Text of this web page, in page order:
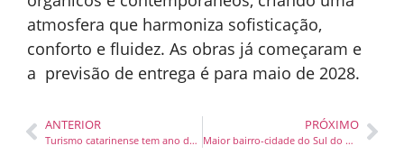
atmosfera que harmoniza sofisticação,
conforto e fluidez. As obras já começaram e
a previsão de entrega é para maio de 2028.
ANTERIOR
Turismo catarinense tem ano de conquistas internacionais, ampliação de rotas aéreas e consolidação de projetos em todas as estações
PRÓXIMO
Maior bairro-cidade do Sul do Brasil abre espaço para atendimento em Santa Catarina